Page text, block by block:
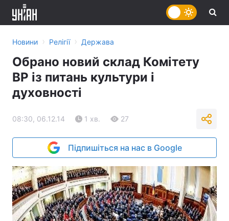
Новини › Релігії › Держава
Обрано новий склад Комітету
ВР із питань культури і
духовності
08:30, 06.12.14 1 хв. 27
Підпишіться на нас в Google